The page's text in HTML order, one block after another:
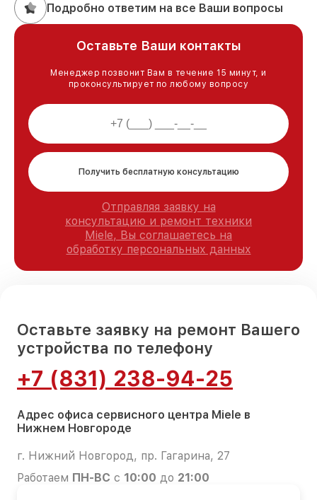
Подробно ответим на все Ваши вопросы
Оставьте Ваши контакты
Менеджер позвонит Вам в течение 15 минут, и
проконсультирует по любому вопросу
Получить бесплатную консультацию
Отправляя заявку на
консультацию и ремонт техники
Miele, Вы соглашаетесь на
обработку персональных данных
Оставьте заявку на ремонт Вашего
устройства по телефону
+7 (831) 238-94-25
Адрес офиса сервисного центра Miele в
Нижнем Новгороде
г. Нижний Новгород, пр. Гагарина, 27
Работаем ПН-ВС с 10:00 до 21:00